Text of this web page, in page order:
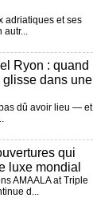
adriatiques et ses
Ryon : quand
glisse dans une
dû avoir lieu — et
qui
luxe mondial
AMAALA at Triple
d...